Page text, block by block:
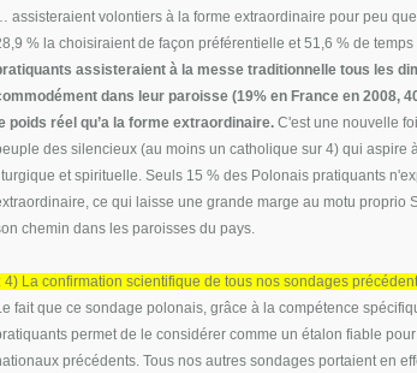
assisteraient volontiers à la forme extraordinaire pour peu
% la choisiraient de façon préférentielle et 51,6 % de temps
assisteraient à la messe traditionnelle tous les
dans leur paroisse (19% en France en 2008,
poids réel qu’a la forme extraordinaire.C'est une nouvelle
des silencieux (au moins un catholique sur 4) qui aspire
et spirituelle. Seuls 15 % des Polonais pratiquants
ce qui laisse une grande marge au motu proprio
chemin dans les paroisses du pays.
4) La confirmation scientifique de tous nos sondages
fait que ce sondage polonais, grâce à la compétence
permet de le considérer comme un étalon fiable
précédents. Tous nos autres sondages portaient en